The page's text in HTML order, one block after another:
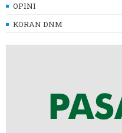
OPINI
KORAN DNM